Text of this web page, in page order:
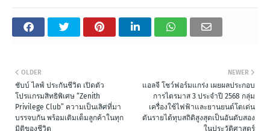
NEWER
แอลจี โชว์ฟอร์มแกร่ง เผยผลประกอบ
การไตรมาส 3 ประจำปี 2568 กลุ่ม
เครื่องใช้ไฟฟ้าและยานยนต์โตเด่น
ดันรายได้ทุบสถิติสูงสุดเป็นอันดับสอง
ในประวัติศาสตร์
OLDER
ชับบ์ ไลฟ์ ประกันชีวิต เปิดตัว
โปรแกรมสิทธิพิเศษ “Zenith
Privilege Club” ความเป็นเลิศที่มา
บรรจบกัน พร้อมเติมเต็มลูกค้าในทุก
มิติของชีวิต